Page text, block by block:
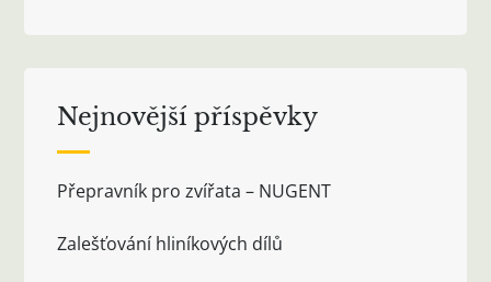
Nejnovější příspěvky
Přepravník pro zvířata – NUGENT
Zalešťování hliníkových dílů